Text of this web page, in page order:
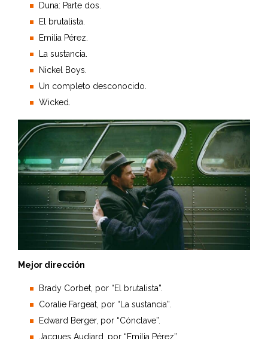
Duna: Parte dos.
El brutalista.
Emilia Pérez.
La sustancia.
Nickel Boys.
Un completo desconocido.
Wicked.
Mejor dirección
Brady Corbet, por “El brutalista”.
Coralie Fargeat, por “La sustancia”.
Edward Berger, por “Cónclave”.
Jacques Audiard, por “Emilia Pérez”.